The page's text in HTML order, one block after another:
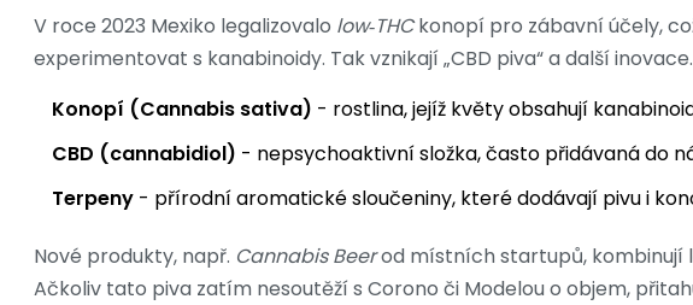
V roce 2023 Mexiko legalizovalo low‑THCkonopí pro zábavní účely,
experimentovat s kanabinoidy. Tak vznikají „CBD piva“ a další inovace.
Konopí (Cannabis sativa) - rostlina, jejíž květy obsahují
CBD (cannabidiol) - nepsychoaktivní složka, často přidávaná do
Terpeny - přírodní aromatické sloučeniny, které dodávají pivu i
Nové produkty, např. Cannabis Beerod místních startupů, kombinují
Ačkoliv tato piva zatím nesoutěží s Corono či Modelou o objem,